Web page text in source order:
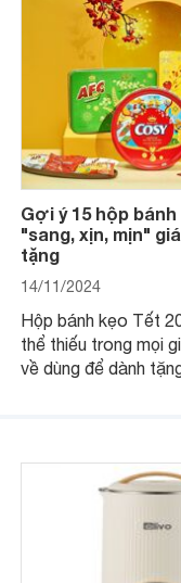
Gợi ý 15 hộp
"sang, xịn, mịn"
tặng
14/11/2024
Hộp bánh kẹo Tết
thể thiếu trong mọi
về dùng để dành
2025 mới vừa sang,
mua sắm cuối năm.